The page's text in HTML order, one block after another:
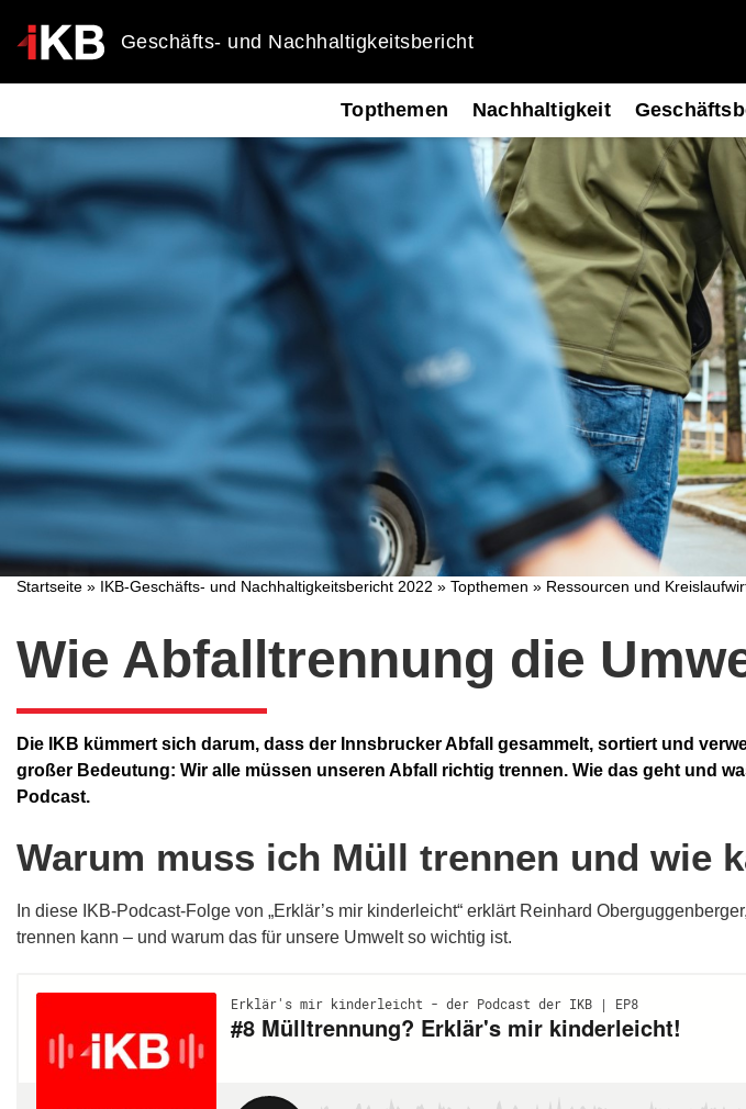
Geschäfts- und Nachhaltigkeitsbericht
Topthemen Nachhaltigkeit
Startseite » IKB-Geschäfts- und Nachhaltigkeitsbericht 2022 » Topthemen » Ressourcen und
Wie Abfalltrennung die
Die IKB kümmert sich darum, dass der Innsbrucker Abfall gesammelt, sortiert und
großer Bedeutung: Wir alle müssen unseren Abfall richtig trennen. Wie das geht und
Podcast.
Warum muss ich Müll trennen und wie
In diese IKB-Podcast-Folge von „Erklär’s mir kinderleicht“ erklärt Reinhard
trennen kann – und warum das für unsere Umwelt so wichtig ist.